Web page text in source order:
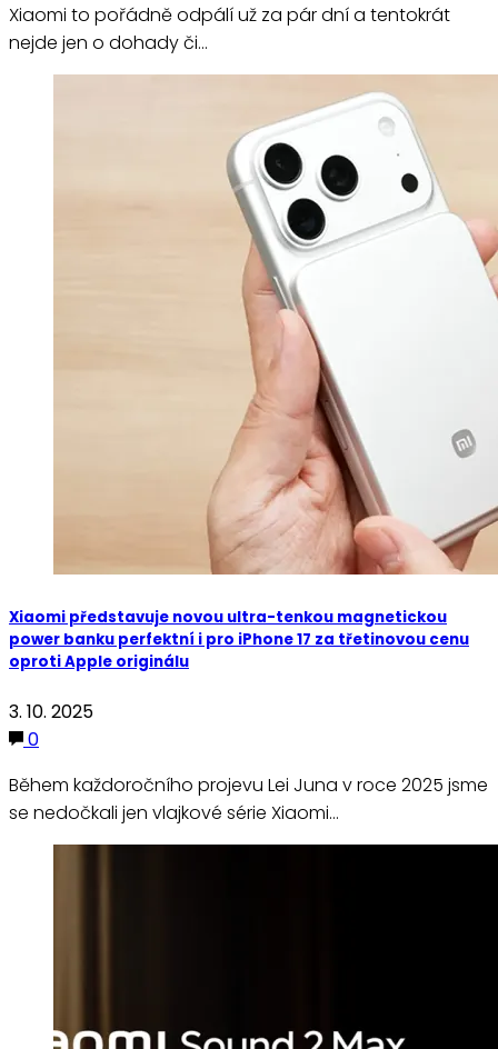
Xiaomi to pořádně odpálí už za pár dní a tentokrát
nejde jen o dohady či…
Xiaomi představuje novou ultra-tenkou magnetickou
power banku perfektní i pro iPhone 17 za třetinovou cenu
oproti Apple originálu
3. 10. 2025
0
Během každoročního projevu Lei Juna v roce 2025 jsme
se nedočkali jen vlajkové série Xiaomi…